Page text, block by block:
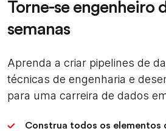
Torne-se engenheiro
semanas
Aprenda a criar pipelines de
técnicas de engenharia e
para uma carreira de dados
Construa todos os elementos